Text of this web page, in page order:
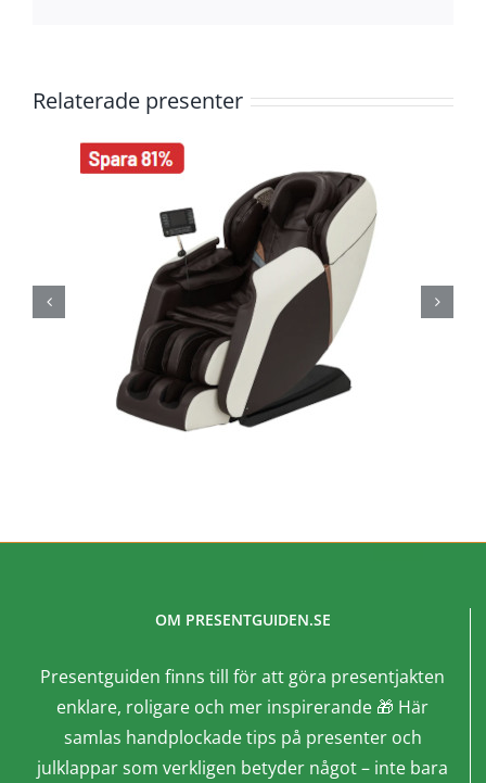
Relaterade presenter
OM PRESENTGUIDEN.SE
Presentguiden finns till för att göra presentjakten
enklare, roligare och mer inspirerande 🎁 Här
samlas handplockade tips på presenter och
julklappar som verkligen betyder något – inte bara